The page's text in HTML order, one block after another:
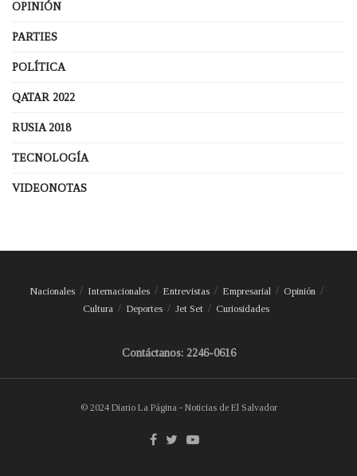
OPINIÓN
PARTIES
POLÍTICA
QATAR 2022
RUSIA 2018
TECNOLOGÍA
VIDEONOTAS
Nacionales Internacionales Entrevistas Empresarial
Opinión
Cultura
Deportes Jet Set Curiosidades
Contáctanos: 2246-0616
© 2024 Diario La Página - Noticias de El Salvador